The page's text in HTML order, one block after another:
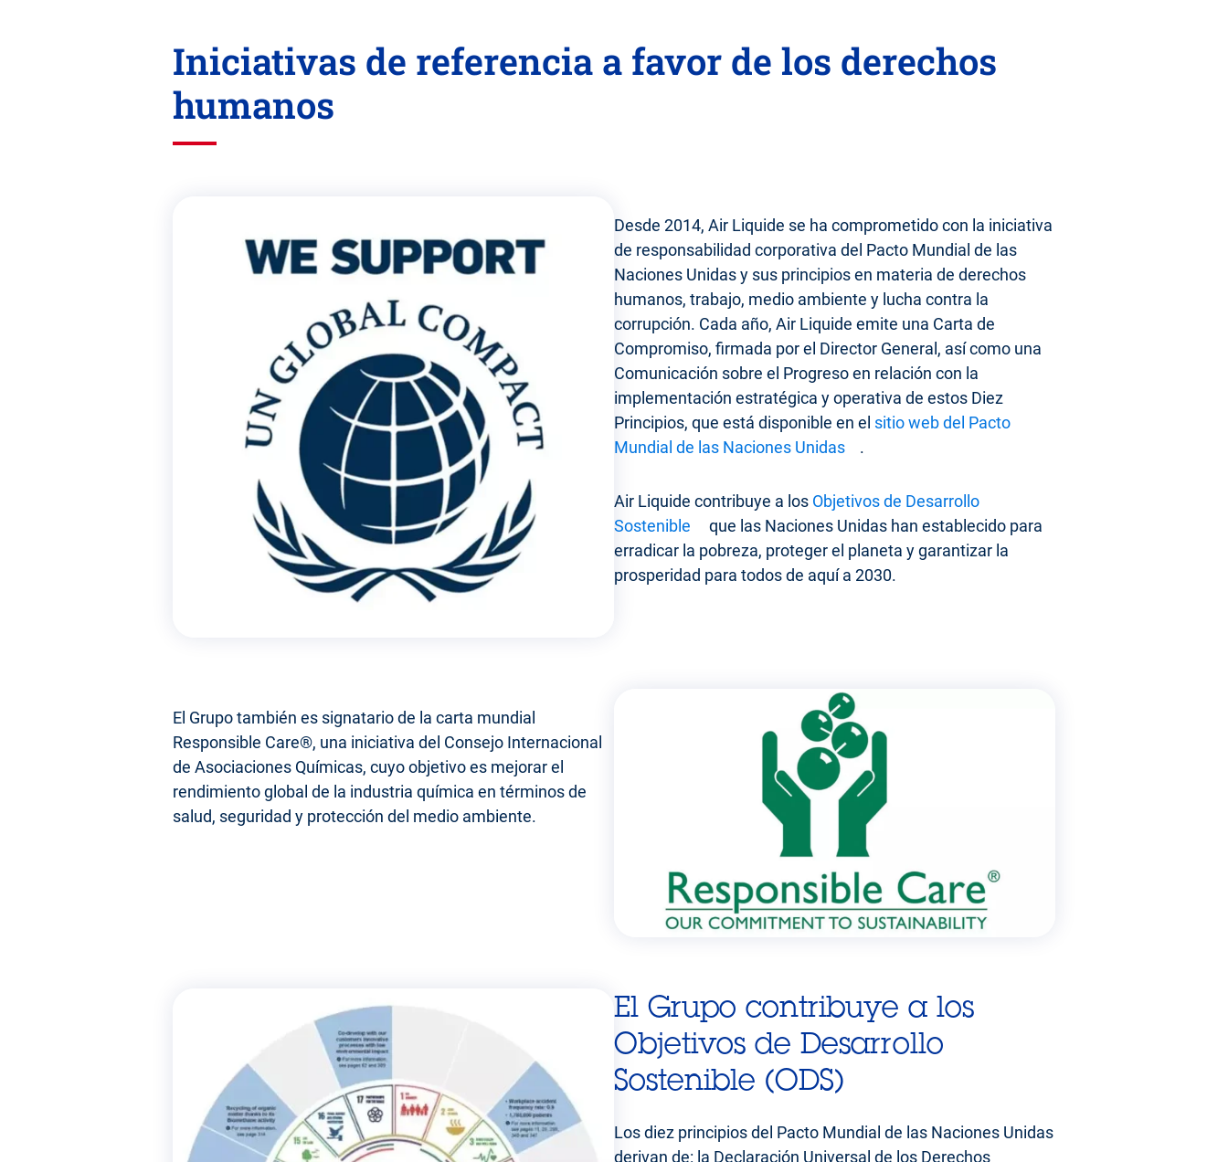
Iniciativas de referencia a favor de los derechos
humanos
Desde 2014, Air Liquide se ha comprometido con la iniciativa
de responsabilidad corporativa del Pacto Mundial de las
Naciones Unidas y sus principios en materia de derechos
humanos, trabajo, medio ambiente y lucha contra la
corrupción. Cada año, Air Liquide emite una Carta de
Compromiso, firmada por el Director General, así como una
Comunicación sobre el Progreso en relación con la
implementación estratégica y operativa de estos Diez
Principios, que está disponible en el sitio web del Pacto
Mundial de las Naciones Unidas
.
Air Liquide contribuye a los Objetivos de Desarrollo
Sostenible
que las Naciones Unidas han establecido para
erradicar la pobreza, proteger el planeta y garantizar la
prosperidad para todos de aquí a 2030.
El Grupo también es signatario de la carta mundial
Responsible Care®, una iniciativa del Consejo Internacional
de Asociaciones Químicas, cuyo objetivo es mejorar el
rendimiento global de la industria química en términos de
salud, seguridad y protección del medio ambiente.
El Grupo contribuye a los
Objetivos de Desarrollo
Sostenible (ODS)
Los diez principios del Pacto Mundial de las Naciones Unidas
derivan de: la Declaración Universal de los Derechos